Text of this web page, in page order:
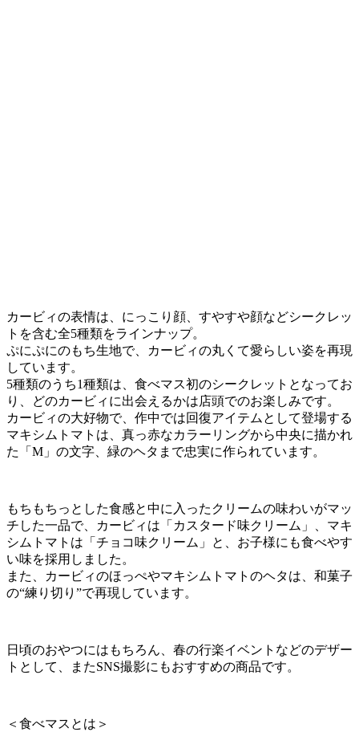
カービィの表情は、にっこり顔、すやすや顔などシークレッ
トを含む全5種類をラインナップ。
ぷにぷにのもち生地で、カービィの丸くて愛らしい姿を再現
しています。
5種類のうち1種類は、食べマス初のシークレットとなってお
り、どのカービィに出会えるかは店頭でのお楽しみです。
カービィの大好物で、作中では回復アイテムとして登場する
マキシムトマトは、真っ赤なカラーリングから中央に描かれ
た「M」の文字、緑のヘタまで忠実に作られています。
もちもちっとした食感と中に入ったクリームの味わいがマッ
チした一品で、カービィは「カスタード味クリーム」、マキ
シムトマトは「チョコ味クリーム」と、お子様にも食べやす
い味を採用しました。
また、カービィのほっぺやマキシムトマトのヘタは、和菓子
の“練り切り”で再現しています。
日頃のおやつにはもちろん、春の行楽イベントなどのデザー
トとして、またSNS撮影にもおすすめの商品です。
＜食べマスとは＞